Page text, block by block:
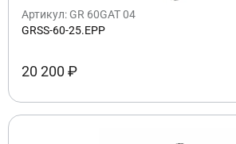
Артикул: GR 60GAT 04
GRSS-60-25.EPP
20 200 ₽